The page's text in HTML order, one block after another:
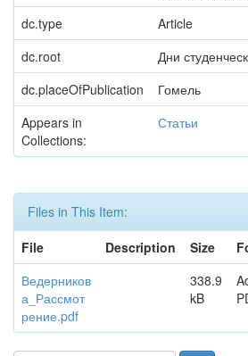
dc.type
Article
dc.root
Дни
dc.placeOfPublication
Гомель
Appears in
Collections:
Статьи
Files in This Item:
File
Description Size
Ведерников
а_Рассмот
рение.pdf
338.9
kB